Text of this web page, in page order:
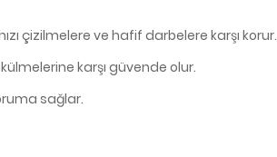
çizilmelere ve hafif darbelere karşı korur.
karşı güvende olur.
sağlar.